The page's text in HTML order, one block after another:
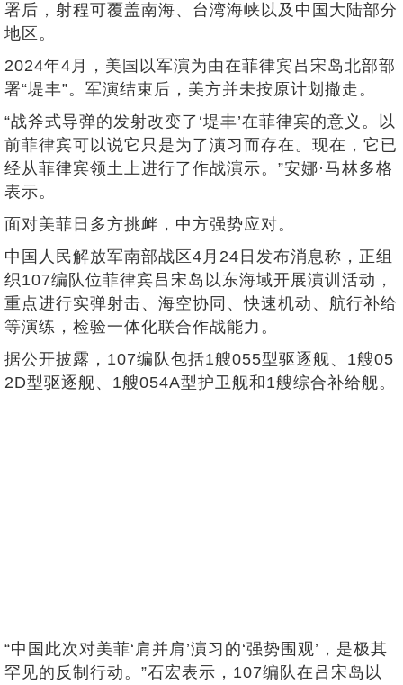
署后，射程可覆盖南海、台湾海峡以及中国大陆部分
地区。
2024年4月，美国以军演为由在菲律宾吕宋岛北部部
署“堤丰”。军演结束后，美方并未按原计划撤走。
“战斧式导弹的发射改变了‘堤丰’在菲律宾的意义。以
前菲律宾可以说它只是为了演习而存在。现在，它已
经从菲律宾领土上进行了作战演示。”安娜·马林多格
表示。
面对美菲日多方挑衅，中方强势应对。
中国人民解放军南部战区4月24日发布消息称，正组
织107编队位菲律宾吕宋岛以东海域开展演训活动，
重点进行实弹射击、海空协同、快速机动、航行补给
等演练，检验一体化联合作战能力。
据公开披露，107编队包括‌1艘055型驱逐舰、‌1艘05
2D型驱逐舰‌、‌1艘054A型护卫舰‌和‌1艘综合补给舰。
“中国此次对美菲‘肩并肩’演习的‘强势围观’，是极其
罕见的反制行动。”石宏表示，107编队在吕宋岛以